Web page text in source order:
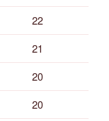
22
21
20
20